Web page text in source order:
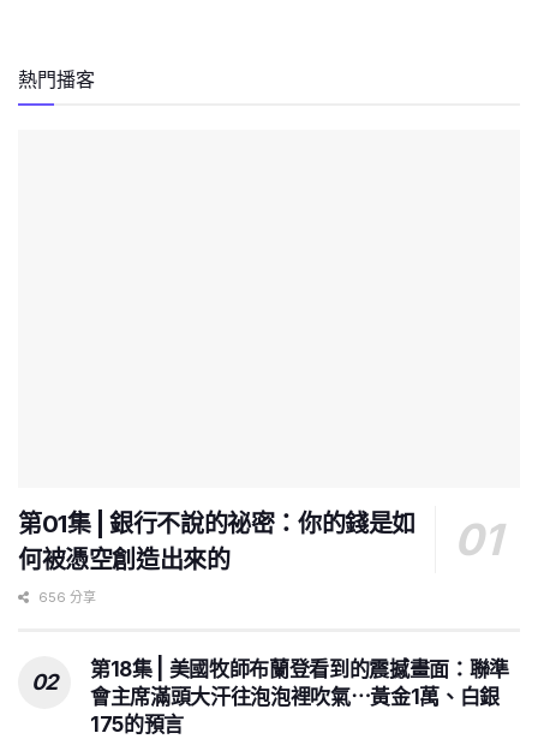
熱門播客
第01集 | 銀行不說的祕密：你的錢是如
何被憑空創造出來的
656 分享
第18集 | 美國牧師布蘭登看到的震撼畫面：聯準
會主席滿頭大汗往泡泡裡吹氣⋯黃金1萬、白銀
175的預言